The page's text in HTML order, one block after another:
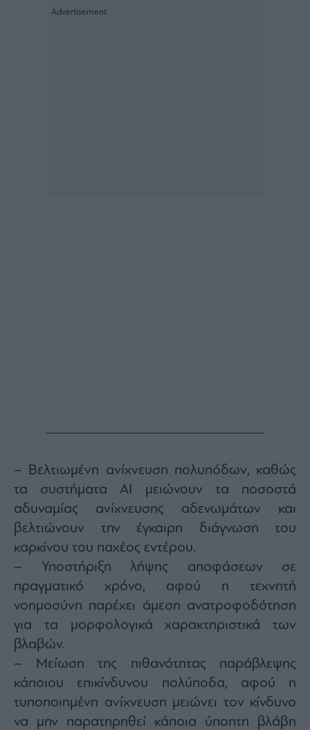
– Βελτιωμένη ανίχνευση πολυπόδων, καθώς
τα συστήματα AI μειώνουν τα ποσοστά
αδυναμίας ανίχνευσης αδενωμάτων και
βελτιώνουν την έγκαιρη διάγνωση του
καρκίνου του παχέος εντέρου.
– Υποστήριξη λήψης αποφάσεων σε
πραγματικό χρόνο, αφού η τεχνητή
νοημοσύνη παρέχει άμεση ανατροφοδότηση
για τα μορφολογικά χαρακτηριστικά των
βλαβών.
– Μείωση της πιθανότητας παράβλεψης
κάποιου επικίνδυνου πολύποδα, αφού η
τυποποιημένη ανίχνευση μειώνει τον κίνδυνο
να μην παρατηρηθεί κάποια ύποπτη βλάβη